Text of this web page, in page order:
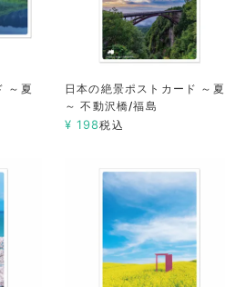
～夏
日本の絶景ポストカード ～夏
～ 不動沢橋/福島
¥ 198税込